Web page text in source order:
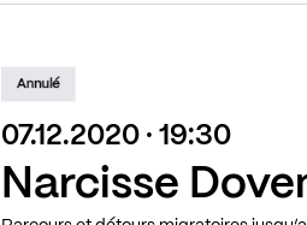
Annulé
07.12.2020 · 19:30
Narcisse